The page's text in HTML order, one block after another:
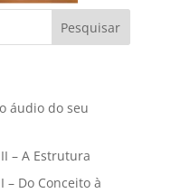
áudio do seu
– A Estrutura
– Do Conceito à